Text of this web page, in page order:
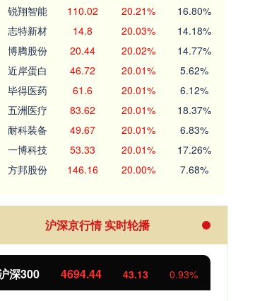
锐翔智能 110.02 20.21% 16.80%
志特新材 14.8 20.03% 14.18%
博腾股份 20.44 20.02% 14.77%
近岸蛋白 46.72 20.01% 5.62%
毕得医药 61.6 20.01% 6.12%
五洲医疗 83.62 20.01% 18.37%
耐科装备 49.67 20.01% 6.83%
一博科技 53.33 20.01% 17.26%
方邦股份 146.16 20.00% 7.68%
沪深京行情 实时轮播
北证50 1134.24 11.37 1.01%